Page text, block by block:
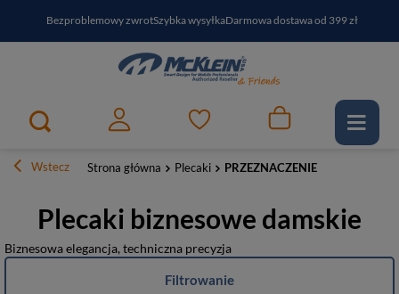
Bezproblemowy zwrotSzybka wysyłkaDarmowa dostawa od 399 zł
PayPo - kup i zapłać za30 dniZapisz się do newslettera i odbierz RABAT
Wstecz Strona główna Plecaki PRZEZNACZENIE
Plecaki biznesowe damskie
Biznesowa elegancja, techniczna precyzja
Filtrowanie